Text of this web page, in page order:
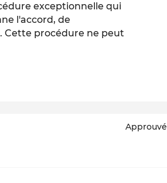
exceptionnelle qui
l'accord, de
Cette procédure ne peut
Approuvé